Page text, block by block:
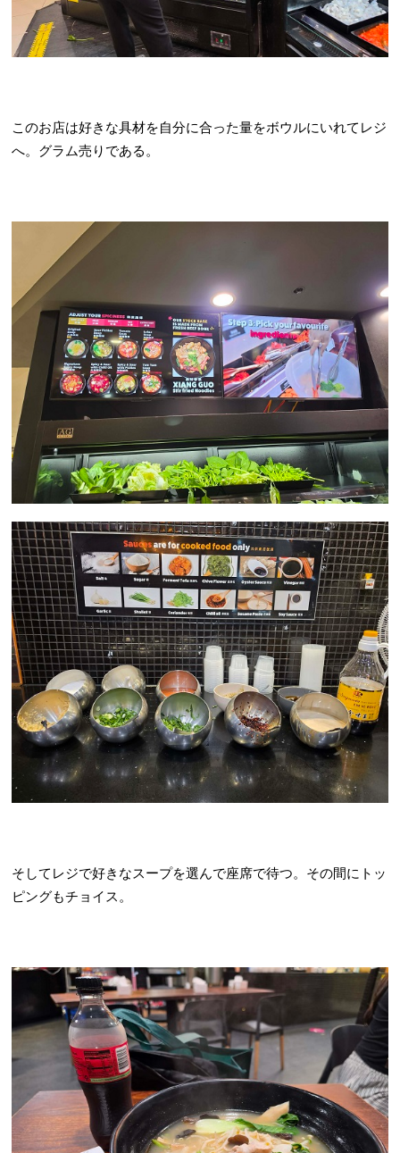
このお店は好きな具材を自分に合った量をボウルにいれてレジ
へ。グラム売りである。
そしてレジで好きなスープを選んで座席で待つ。その間にトッ
ピングもチョイス。